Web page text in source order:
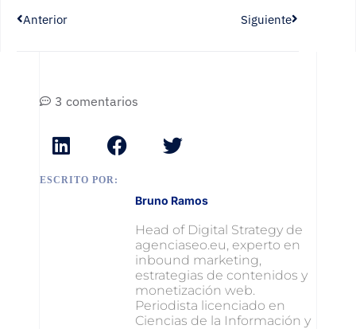
Anterior Siguiente
3 comentarios
ESCRITO POR:
Bruno Ramos
Head of Digital Strategy de
agenciaseo.eu, experto en
inbound marketing,
estrategias de contenidos y
monetización web.
Periodista licenciado en
Ciencias de la Información y